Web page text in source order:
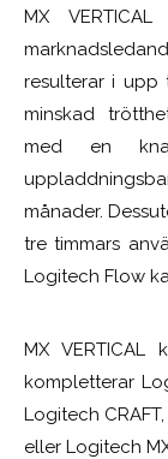
MX
resulterar i upp
minskad
med en
månader.
tre timmars
Logitech Flow
MX
kompletterar
Logitech
eller Logitech